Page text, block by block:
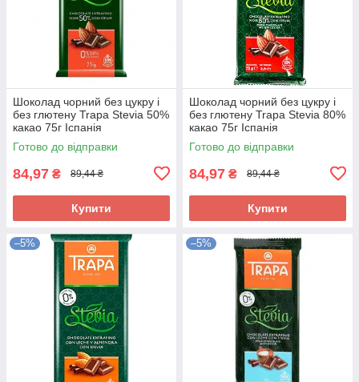
Шоколад чорний без цукру і
без глютену Trapa Stevia 50%
какао 75г Іспанія
Готово до відправки
84,97 ₴ 89,44 ₴
Купити
Шоколад чорний без цукру і
без глютену Trapa Stevia 80%
какао 75г Іспанія
Готово до відправки
84,97 ₴ 89,44 ₴
Купити
–5% –5%